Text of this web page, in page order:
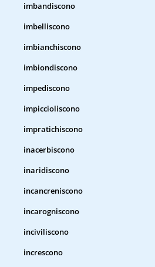
imbandiscono
imbelliscono
imbianchiscono
imbiondiscono
impediscono
impiccioliscono
impratichiscono
inacerbiscono
inaridiscono
incancreniscono
incarogniscono
inciviliscono
increscono